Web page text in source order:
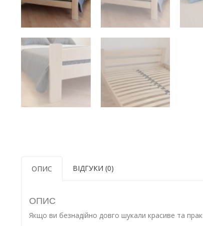
ОПИС ВІДГУКИ (0)
ОПИС
Якщо ви безнадійно довго шукали красиве та